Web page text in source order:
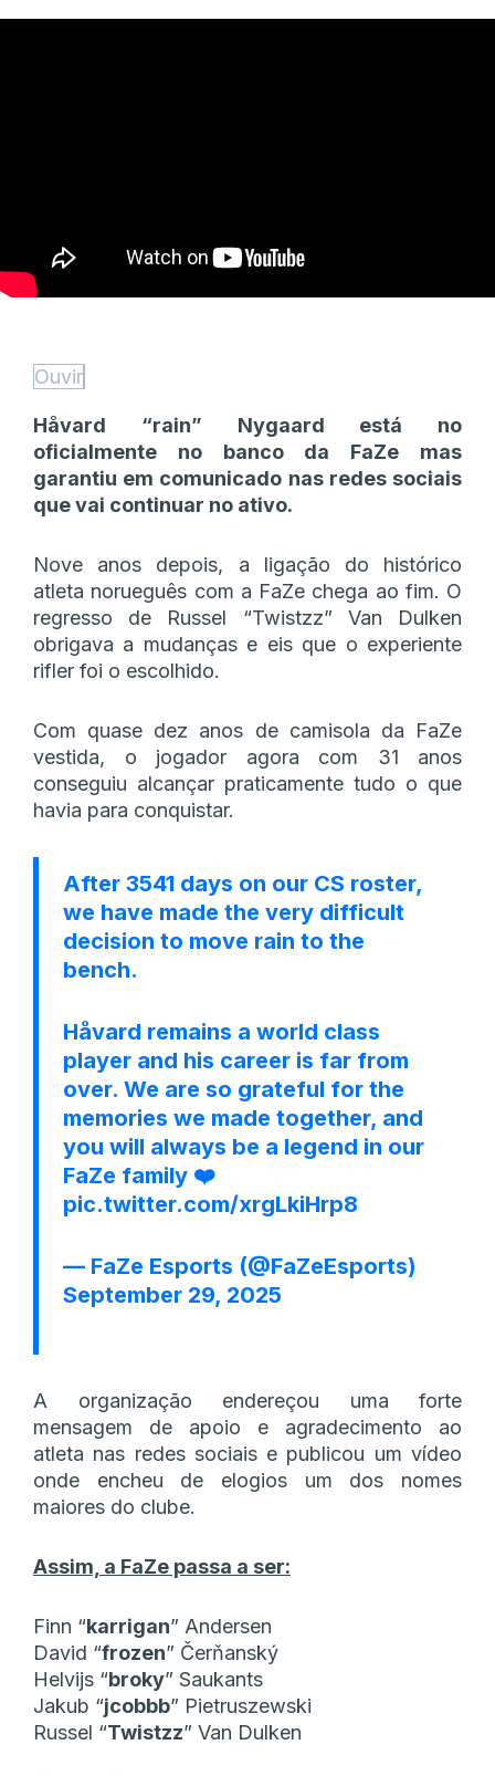
Ouvir
Håvard “rain” Nygaard está no
oficialmente no banco da FaZe mas
garantiu em comunicado nas redes sociais
que vai continuar no ativo.
Nove anos depois, a ligação do histórico
atleta norueguês com a FaZe chega ao fim. O
regresso de Russel “⁠Twistzz⁠” Van Dulken
obrigava a mudanças e eis que o experiente
rifler foi o escolhido.
Com quase dez anos de camisola da FaZe
vestida, o jogador agora com 31 anos
conseguiu alcançar praticamente tudo o que
havia para conquistar.
After 3541 days on our CS roster,
we have made the very difficult
decision to move rain to the
bench.
Håvard remains a world class
player and his career is far from
over. We are so grateful for the
memories we made together, and
you will always be a legend in our
FaZe family ❤️
pic.twitter.com/xrgLkiHrp8
— FaZe Esports (@FaZeEsports)
September 29, 2025
A organização endereçou uma forte
mensagem de apoio e agradecimento ao
atleta nas redes sociais e publicou um vídeo
onde encheu de elogios um dos nomes
maiores do clube.
Assim, a FaZe passa a ser:
Finn “⁠karrigan⁠” Andersen
David “⁠frozen⁠” Čerňanský
Helvijs “⁠broky⁠” Saukants
Jakub “⁠jcobbb⁠” Pietruszewski
Russel “⁠Twistzz⁠” Van Dulken